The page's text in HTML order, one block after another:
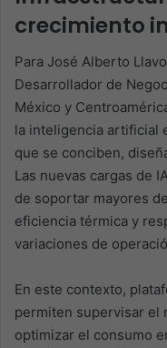
crecimiento
Para José Alberto
Desarrollador de
México y
la inteligencia artificial
que se conciben,
Las nuevas cargas de
de soportar mayores
eficiencia térmica y
variaciones de
En este contexto,
permiten supervisar el
optimizar el consumo